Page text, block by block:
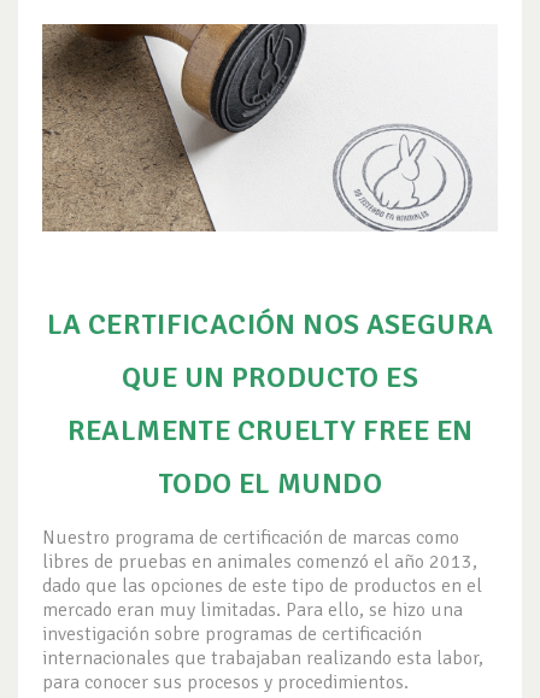
LA CERTIFICACIÓN NOS ASEGURA
QUE UN PRODUCTO ES
REALMENTE CRUELTY FREE EN
TODO EL MUNDO
Nuestro programa de certificación de marcas como
libres de pruebas en animales comenzó el año 2013,
dado que las opciones de este tipo de productos en el
mercado eran muy limitadas. Para ello, se hizo una
investigación sobre programas de certificación
internacionales que trabajaban realizando esta labor,
para conocer sus procesos y procedimientos.